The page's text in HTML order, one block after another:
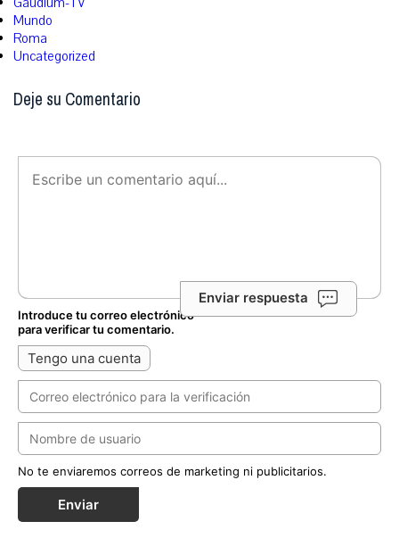
Mundo
Roma
Uncategorized
Deje su Comentario
Enviar respuesta
Introduce tu correo electrónico
para verificar tu comentario.
Tengo una cuenta
No te enviaremos correos de marketing ni publicitarios.
Enviar